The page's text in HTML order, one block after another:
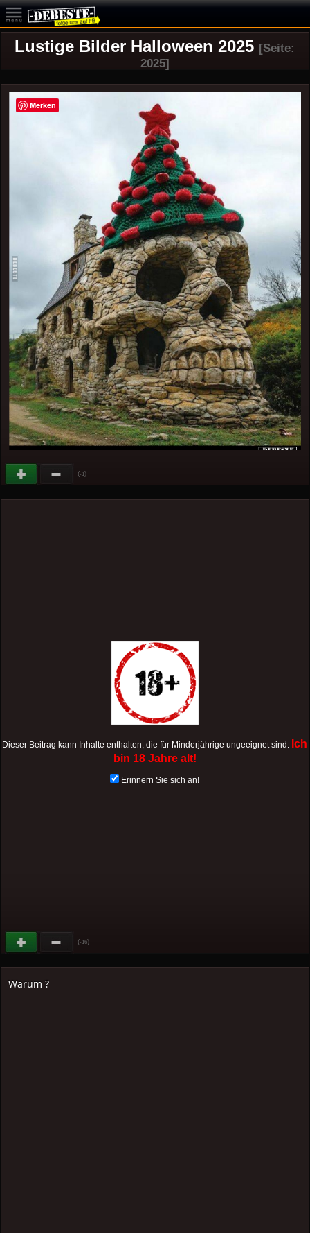
Lustige Bilder Halloween 2025 [Seite:
2025]
(-1)
Dieser Beitrag kann Inhalte enthalten, die für Minderjährige ungeeignet sind.
Ich
bin 18 Jahre alt!
Erinnern Sie sich an!
(-16)
Warum ?
Merken